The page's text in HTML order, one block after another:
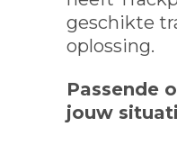
geschikte
oplossing.
Passende
jouw